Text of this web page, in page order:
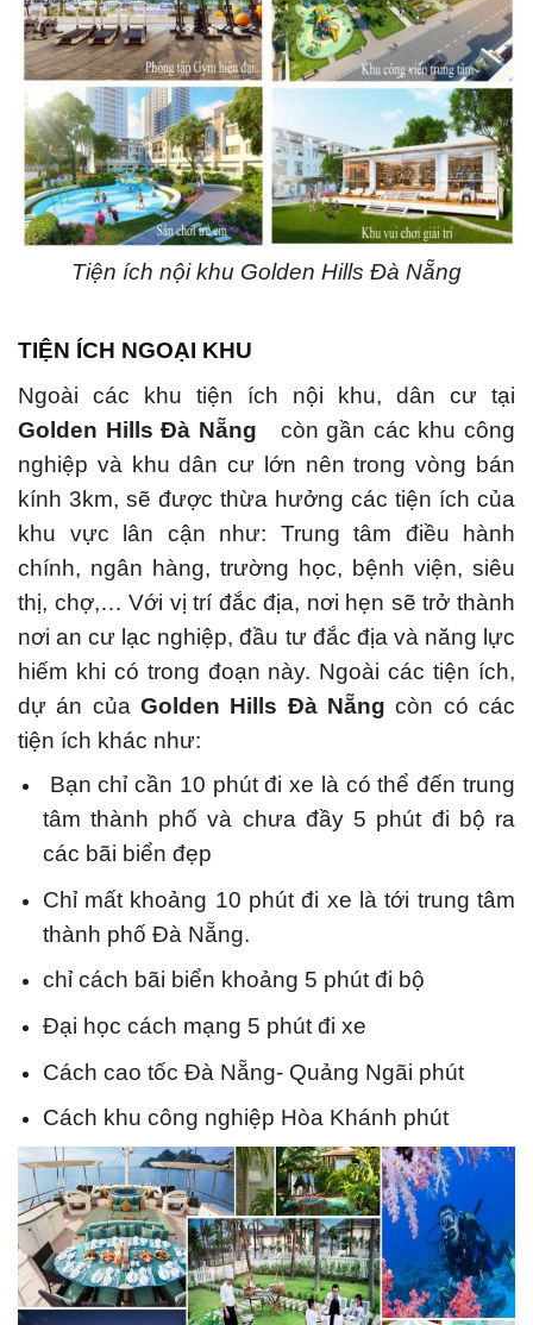
Tiện ích nội khu Golden Hills Đà Nẵng
TIỆN ÍCH NGOẠI KHU
Ngoài các khu tiện ích nội khu, dân cư tại
Golden Hills Đà Nẵng còn gần các khu công
nghiệp và khu dân cư lớn nên trong vòng bán
kính 3km, sẽ được thừa hưởng các tiện ích của
khu vực lân cận như: Trung tâm điều hành
chính, ngân hàng, trường học, bệnh viện, siêu
thị, chợ,… Với vị trí đắc địa, nơi hẹn sẽ trở thành
nơi an cư lạc nghiệp, đầu tư đắc địa và năng lực
hiếm khi có trong đoạn này. Ngoài các tiện ích,
dự án của Golden Hills Đà Nẵng còn có các
tiện ích khác như:
Bạn chỉ cần 10 phút đi xe là có thể đến trung
tâm thành phố và chưa đầy 5 phút đi bộ ra
các bãi biển đẹp
Chỉ mất khoảng 10 phút đi xe là tới trung tâm
thành phố Đà Nẵng.
chỉ cách bãi biển khoảng 5 phút đi bộ
Đại học cách mạng 5 phút đi xe
Cách cao tốc Đà Nẵng- Quảng Ngãi phút
Cách khu công nghiệp Hòa Khánh phút